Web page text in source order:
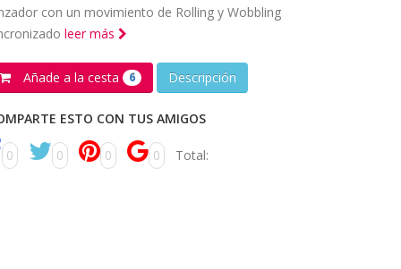
con un movimiento de Rolling y Wobbling
leer más
Añade a la cesta 6 Descripción
ESTO CON TUS AMIGOS
0 0 0 0 Total: